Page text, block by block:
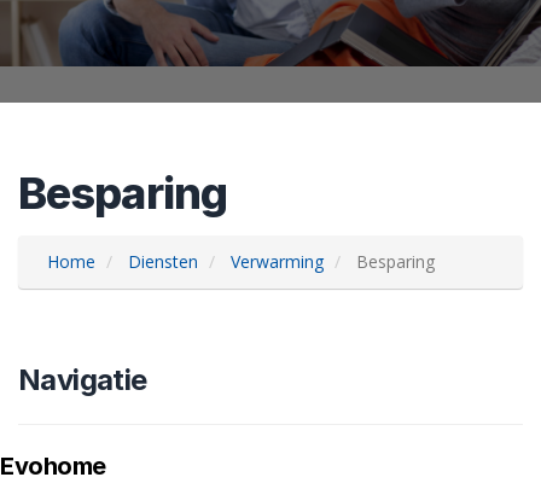
Besparing
Home Diensten Verwarming Besparing
Navigatie
Evohome